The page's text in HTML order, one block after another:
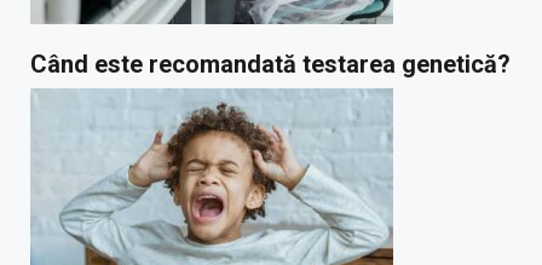
Când este recomandată testarea genetică?